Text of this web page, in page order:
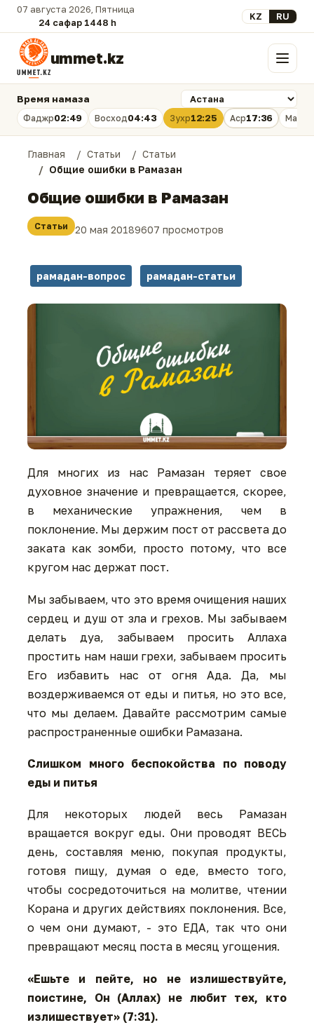
07 августа 2026, Пятница
24 сафар 1448 һ.
Выберите язык
KZ RU
ummet.kz Меню
Время намаза
Фаджр02:49 Восход04:43 Зухр12:25 Аср17:36
Главная Статьи
Статьи
Общие ошибки в Рамазан
Общие ошибки в Рамазан
Статьи 20 мая 20189607 просмотров
рамадан-вопрос рамадан-статьи
Для многих из нас Рамазан теряет свое
духовное значение и превращается, скорее,
в механические упражнения, чем в
поклонение. Мы держим пост от рассвета до
заката как зомби, просто потому, что все
кругом нас держат пост.
Мы забываем, что это время очищения наших
сердец и душ от зла и грехов. Мы забываем
делать дуа, забываем просить Аллаха
простить нам наши грехи, забываем просить
Его избавить нас от огня Ада. Да, мы
воздерживаемся от еды и питья, но это все,
что мы делаем. Давайте рассмотрим самые
распространенные ошибки Рамазана.
Слишком много беспокойства по поводу
еды и питья
Для некоторых людей весь Рамазан
вращается вокруг еды. Они проводят ВЕСЬ
день, составляя меню, покупая продукты,
готовя пищу, думая о еде, вместо того,
чтобы сосредоточиться на молитве, чтении
Корана и других действиях поклонения. Все,
о чем они думают, - это ЕДА, так что они
превращают месяц поста в месяц угощения.
«Ешьте и пейте, но не излишествуйте,
поистине, Он (Аллах) не любит тех, кто
излишествует» (7:31).